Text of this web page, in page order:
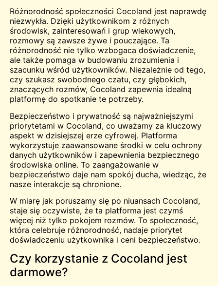
Różnorodność społeczności Cocoland jest naprawdę
niezwykła. Dzięki użytkownikom z różnych
środowisk, zainteresowań i grup wiekowych,
rozmowy są zawsze żywe i pouczające. Ta
różnorodność nie tylko wzbogaca doświadczenie,
ale także pomaga w budowaniu zrozumienia i
szacunku wśród użytkowników. Niezależnie od tego,
czy szukasz swobodnego czatu, czy głębokich,
znaczących rozmów, Cocoland zapewnia idealną
platformę do spotkanie te potrzeby.
Bezpieczeństwo i prywatność są najważniejszymi
priorytetami w Cocoland, co uważamy za kluczowy
aspekt w dzisiejszej erze cyfrowej. Platforma
wykorzystuje zaawansowane środki w celu ochrony
danych użytkowników i zapewnienia bezpiecznego
środowiska online. To zaangażowanie w
bezpieczeństwo daje nam spokój ducha, wiedząc, że
nasze interakcje są chronione.
W miarę jak poruszamy się po niuansach Cocoland,
staje się oczywiste, że ta platforma jest czymś
więcej niż tylko pokojem rozmów. To społeczność,
która celebruje różnorodność, nadaje priorytet
doświadczeniu użytkownika i ceni bezpieczeństwo.
Czy korzystanie z Cocoland jest
darmowe?